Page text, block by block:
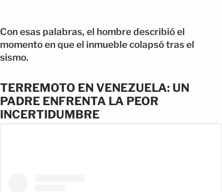
Con esas palabras, el hombre describió el
momento en que el inmueble colapsó tras el
sismo.
TERREMOTO EN VENEZUELA: UN
PADRE ENFRENTA LA PEOR
INCERTIDUMBRE